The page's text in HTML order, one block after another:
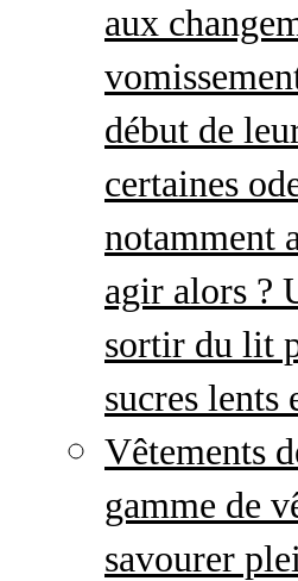
aux
début de
certaines
notamment
agir alors ?
sortir du lit
sucres
Vêtements
gamme de
savourer